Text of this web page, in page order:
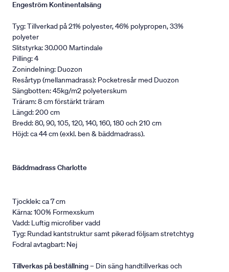
Engeström Kontinentalsäng
Tyg: Tillverkad på 21% polyester, 46% polypropen, 33%
polyeter
Slitstyrka: 30.000 Martindale
Pilling: 4
Zonindelning: Duozon
Resårtyp (mellanmadrass): Pocketresår med Duozon
Sängbotten: 45kg/m2 polyeterskum
Träram: 8 cm förstärkt träram
Längd: 200 cm
Bredd: 80, 90, 105, 120, 140, 160, 180 och 210 cm
Höjd: ca 44 cm (exkl. ben & bäddmadrass).
Bäddmadrass Charlotte
Tjocklek: ca 7 cm
Kärna: 100% Formexskum
Vadd: Luftig microfiber vadd
Tyg: Rundad kantstruktur samt pikerad följsam stretchtyg
Fodral avtagbart: Nej
Tillverkas på beställning– Din säng handtillverkas och